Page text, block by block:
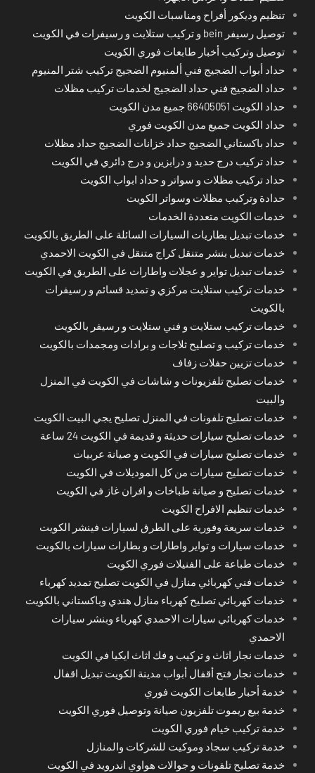
تنظيم وديكور أفراح ومناسبات الكويت
توصيل رسيفر bein و تركيب ستلايت و رسيفرات في الكويت
توصيل وتركيب أخبار طابعات فوري الكويت
حداد أبواب الضجيج فني ألمنيوم الضجيج تركيب شتر المنيوم
حداد الضجيج فني حداد الضجيج لخدمات تركيب مظلات
حداد الكويت 66405051 جميع مدن الكويت
حداد الكويت جميع مدن الكويت فوري
حداد باكستاني الضجيج حداد خزانات الضجيج حداد مظلات
حداد تركيب درج حديد و درابزين و درج دائري في الكويت
حداد تركيب مظلات و سواتر و حداد ابواب الكويت
حدادة وتركيب مظلات وسواتر الكويت
خدمات الكويت متعددة الخدمات
خدمات تبديل بطاريات السيارات السائلة على الطريق بالكويت
خدمات تبديل بنشر متنقل كراج متنقل في الكويت الاحمدي
خدمات تبديل تواير و عجلات واطارات على الطريق في الكويت
خدمات تركيب ستلايت مركزي و تمديد قسائم و رسيفرات
بالكويت
خدمات تركيب ستلايت و فني ستلايت و رسيفر بالكويت
خدمات تركيب و تصليح ثلاجات و برادات ومجمدات بالكويت
خدمات تزيين حفلات زفاف
خدمات تصليح تلفزيونات و شاشات في الكويت في المنزل
والبيت
خدمات تصليح تلفونات في المنزل تصليح يجي البيت الكويت
خدمات تصليح سيارات حديثة و قديمة في الكويت 24 ساعة
خدمات تصليح سيارات في الكويت و صيانة عربيات
خدمات تصليح سيارات من كل الموديلات في الكويت
خدمات تصليح و صيانة طباخات و افران غاز في الكويت
خدمات تنظيم الافراح الكويت
خدمات سريعة وفورية على الطرق لسيارات فينشر الكويت
خدمات سيارات و تواير واطارات و بطارات سيارات بالكويت
خدمات طباعة على الفنيلات فوري الكويت
خدمات فني كهربائي منازل في الكويت تصليح تمديد كهرباء
خدمات كهربائي تصليح كهرباء منازل هندي وباكستاني بالكويت
خدمات كهربائي سيارات الاحمدي كهرباء وبنشر سيارات
الاحمدي
خدمات نجار اثاث و تركيب و فك اثاث ايكيا في الكويت
خدمات نجار فتح أقفال أبواب مدينة الكويت تبديل اقفال
خدمة أحبار طابعات الكويت فوري
خدمة بيع ريموت تلفزيون صيانة وتوصيل فوري الكويت
خدمة تركيب خيام فوري الكويت
خدمة تركيب سجاد وموكيت للشركات والمنازل
خدمة تصليح تلفونات و جوالات هواوي اندرويد في الكويت